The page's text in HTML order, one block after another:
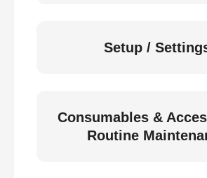
Setup /
Consumables &
Routine